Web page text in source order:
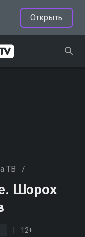
Открыть
ТВ /
Шорох
12+